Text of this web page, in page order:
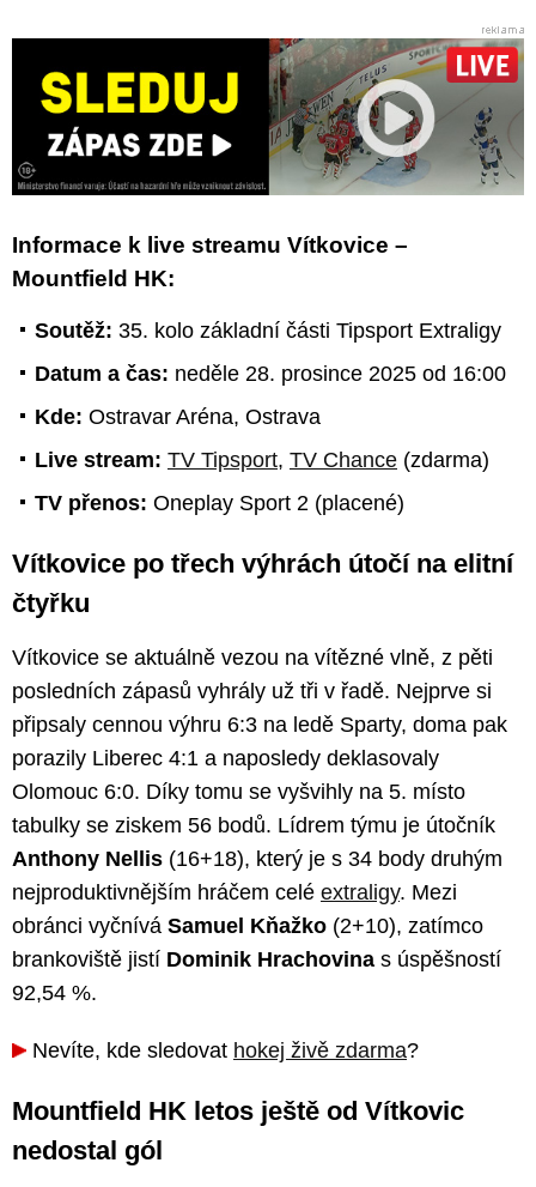
Informace k live streamu Vítkovice –
Mountfield HK:
Soutěž: 35. kolo základní části Tipsport Extraligy
Datum a čas: neděle 28. prosince 2025 od 16:00
Kde: Ostravar Aréna, Ostrava
Live stream: TV Tipsport, TV Chance (zdarma)
TV přenos: Oneplay Sport 2 (placené)
Vítkovice po třech výhrách útočí na elitní
čtyřku
Vítkovice se aktuálně vezou na vítězné vlně, z pěti
posledních zápasů vyhrály už tři v řadě. Nejprve si
připsaly cennou výhru 6:3 na ledě Sparty, doma pak
porazily Liberec 4:1 a naposledy deklasovaly
Olomouc 6:0. Díky tomu se vyšvihly na 5. místo
tabulky se ziskem 56 bodů. Lídrem týmu je útočník
Anthony Nellis (16+18), který je s 34 body druhým
nejproduktivnějším hráčem celé extraligy. Mezi
obránci vyčnívá Samuel Kňažko (2+10), zatímco
brankoviště jistí Dominik Hrachovina s úspěšností
92,54 %.
Nevíte, kde sledovat hokej živě zdarma?
Mountfield HK letos ještě od Vítkovic
nedostal gól